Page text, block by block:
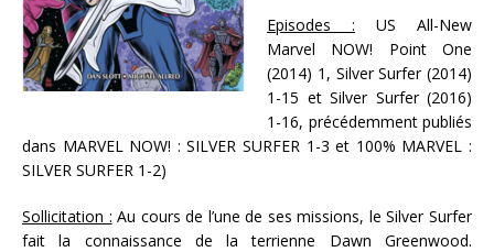
Episodes : US All-New
Marvel NOW! Point One
(2014) 1, Silver Surfer (2014)
1-15 et Silver Surfer (2016)
1-16, précédemment publiés
dans MARVEL NOW! : SILVER SURFER 1-3 et 100% MARVEL :
SILVER SURFER 1-2)
Sollicitation : Au cours de l’une de ses missions, le Silver Surfer
fait la connaissance de la terrienne Dawn Greenwood.